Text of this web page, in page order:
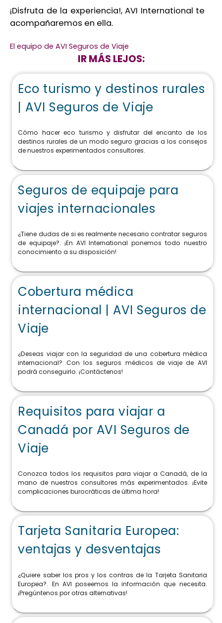
¡Disfruta de la experiencia!, AVI International te
acompañaremos en ella.
El equipo de AVI Seguros de Viaje
IR MÁS LEJOS:
Eco turismo y destinos rurales
| AVI Seguros de Viaje
Cómo hacer eco turismo y disfrutar del encanto de los
destinos rurales de un modo seguro gracias a los consejos
de nuestros experimentados consultores.
Seguros de equipaje para
viajes internacionales
¿Tiene dudas de si es realmente necesario contratar seguros
de equipaje?. ¡En AVI International ponemos todo nuestro
conocimiento a su disposición!
Cobertura médica
internacional | AVI Seguros de
Viaje
¿Deseas viajar con la seguridad de una cobertura médica
internacional? Con los seguros médicos de viaje de AVI
podrá conseguirlo. ¡Contáctenos!
Requisitos para viajar a
Canadá por AVI Seguros de
Viaje
Conozca todos los requisitos para viajar a Canadá, de la
mano de nuestros consultores más experimentados. ¡Evite
complicaciones burocráticas de última hora!
Tarjeta Sanitaria Europea:
ventajas y desventajas
¿Quiere saber los pros y los contras de la Tarjeta Sanitaria
Europea?. En AVI poseemos la información que necesita.
¡Pregúntenos por otras alternativas!